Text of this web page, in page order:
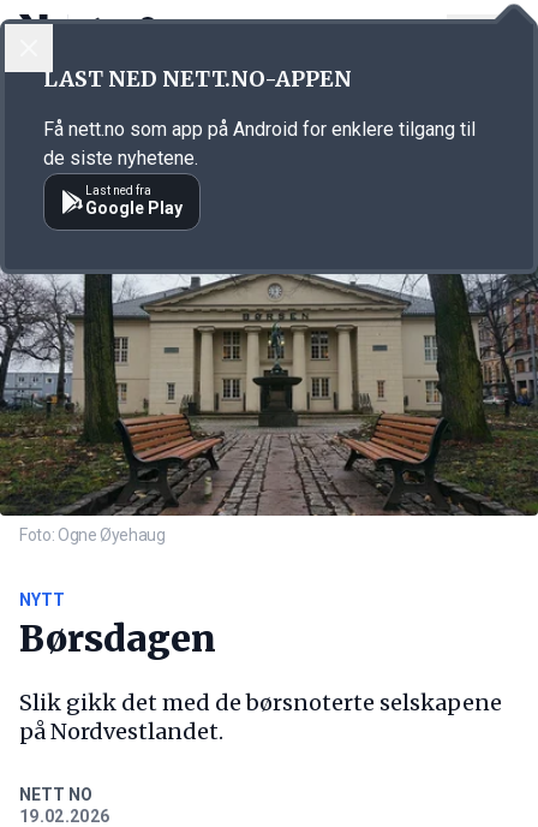
Annonsørinnhold
Foto: Ogne Øyehaug
NYTT
Børsdagen
Slik gikk det med de børsnoterte selskapene
på Nordvestlandet.
NETT NO
19.02.2026
LAST NED NETT.NO-APPEN
Få nett.no som app på Android for enklere tilgang til
de siste nyhetene.
Last ned fra
Google Play